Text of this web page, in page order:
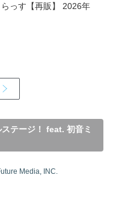
っす【再販】 2026年
テージ！ feat. 初音ミ
Media, INC.